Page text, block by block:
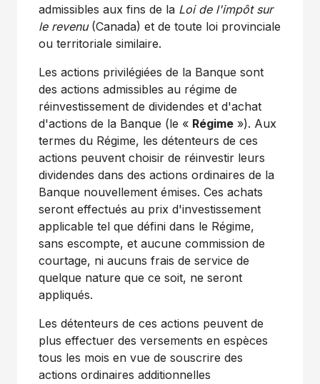
admissibles aux fins de la Loi del'impôt sur
le revenu (Canada) et de toute loi provinciale
ou territoriale similaire.
Les actions privilégiées de la Banque sont
des actions admissibles au régime de
réinvestissement de dividendes et d'achat
d'actions de la Banque (le « Régime »). Aux
termes du Régime, les détenteurs de ces
actions peuvent choisir de réinvestir leurs
dividendes dans des actions ordinaires de la
Banque nouvellement émises. Ces achats
seront effectués au prix d'investissement
applicable tel que défini dans le Régime,
sans escompte, et aucune commission de
courtage, ni aucuns frais de service de
quelque nature que ce soit, ne seront
appliqués.
Les détenteurs de ces actions peuvent de
plus effectuer des versements en espèces
tous les mois en vue de souscrire des
actions ordinaires additionnelles